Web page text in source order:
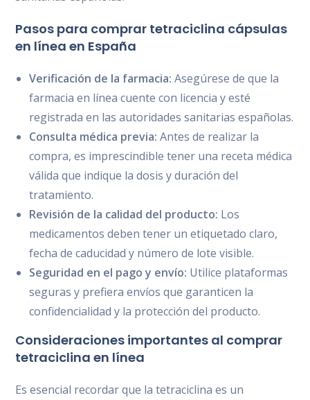
Pasos para comprar tetraciclina cápsulas
en línea en España
Verificación de la farmacia: Asegúrese de que la
farmacia en línea cuente con licencia y esté
registrada en las autoridades sanitarias españolas.
Consulta médica previa: Antes de realizar la
compra, es imprescindible tener una receta médica
válida que indique la dosis y duración del
tratamiento.
Revisión de la calidad del producto: Los
medicamentos deben tener un etiquetado claro,
fecha de caducidad y número de lote visible.
Seguridad en el pago y envío: Utilice plataformas
seguras y prefiera envíos que garanticen la
confidencialidad y la protección del producto.
Consideraciones importantes al comprar
tetraciclina en línea
Es esencial recordar que la tetraciclina es un